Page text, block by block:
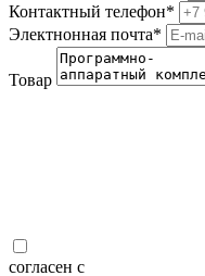
Контактный телефон*
Электнонная почта*
Товар
согласен с